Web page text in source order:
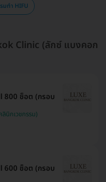
มทำ HIFU
Clinic (ลักซ์ แบงคอก
800 ช็อต (กรอบ
นิกเวชกรรม)
600 ช็อต (กรอบ